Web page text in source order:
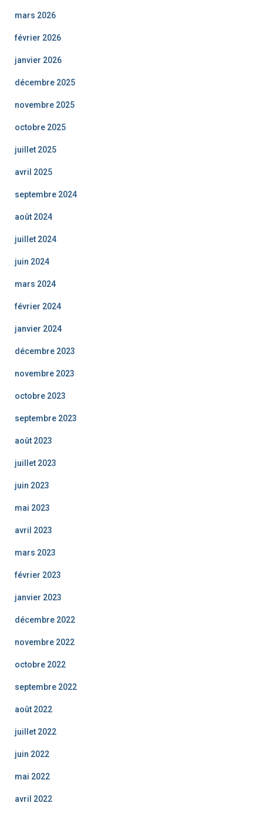
mars 2026
février 2026
janvier 2026
décembre 2025
novembre 2025
octobre 2025
juillet 2025
avril 2025
septembre 2024
août 2024
juillet 2024
juin 2024
mars 2024
février 2024
janvier 2024
décembre 2023
novembre 2023
octobre 2023
septembre 2023
août 2023
juillet 2023
juin 2023
mai 2023
avril 2023
mars 2023
février 2023
janvier 2023
décembre 2022
novembre 2022
octobre 2022
septembre 2022
août 2022
juillet 2022
juin 2022
mai 2022
avril 2022